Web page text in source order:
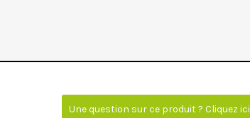
Une question sur ce produit ? Cliquez ici